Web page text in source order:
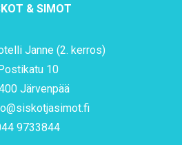
& SIMOT
Janne (2. kerros)
10
Järvenpää
9733844